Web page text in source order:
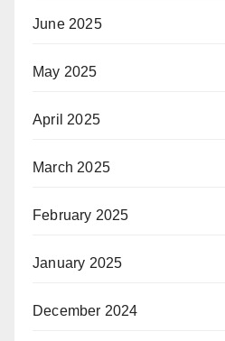
June 2025
May 2025
April 2025
March 2025
February 2025
January 2025
December 2024